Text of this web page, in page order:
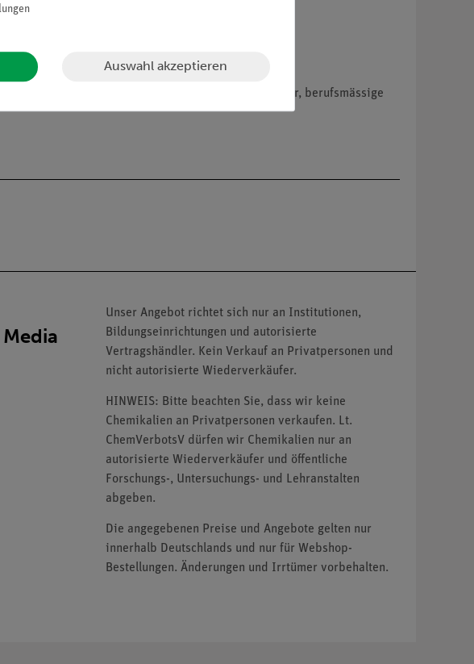
dürfen wir Chemikalien nur an Wiederverkäufer, berufsmässige
Unser Angebot richtet sich nur an Institutionen,
Bildungseinrichtungen und autorisierte
Vertragshändler. Kein Verkauf an Privatpersonen und
nicht autorisierte Wiederverkäufer.
HINWEIS: Bitte beachten Sie, dass wir keine
Chemikalien an Privatpersonen verkaufen. Lt.
ChemVerbotsV dürfen wir Chemikalien nur an
autorisierte Wiederverkäufer und öffentliche
Forschungs-, Untersuchungs- und Lehranstalten
abgeben.
Die angegebenen Preise und Angebote gelten nur
innerhalb Deutschlands und nur für Webshop-
Bestellungen. Änderungen und Irrtümer vorbehalten.
Auswahl akzeptieren